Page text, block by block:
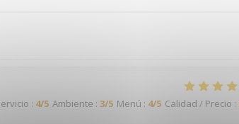
: 4/5 Ambiente : 3/5 Menú : 4/5 Calidad / Precio :